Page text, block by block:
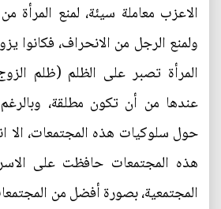
الاعزب معاملة سيئة، لمنع المرأة
ولمنع الرجل من الانحراف، فكانوا
المرأة تصبر على الظلم (ظلم
عندها من أن تكون مطلقة،
حول سلوكيات هذه المجتمعات، الا
هذه المجتمعات حافظت على
المجتمعية، بصورة أفضل من